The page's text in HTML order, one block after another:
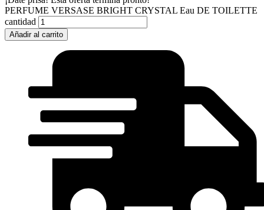
PERFUME VERSASE BRIGHT CRYSTAL Eau DE TOILETTE
cantidad
Añadir al carrito